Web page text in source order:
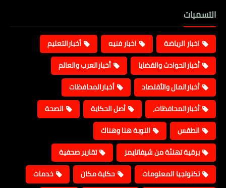
التسميات
اخبار الرياضة اخبار فنيه
أخبارالتعليم
أخبارالحوادث والقضايا
أخبارالعرب والعالم
أخبارالمال والأقتصاد
أخبارالمحافظات
أخبارالمحافظات،
أصل الحكاية
الصحة
الطقس
النوبة هنا وهناك
برقية تهنئة من شيفاتايمز
تقارير صحفية
تكنولجيا المعلومات
حكاية مكان
خدمات